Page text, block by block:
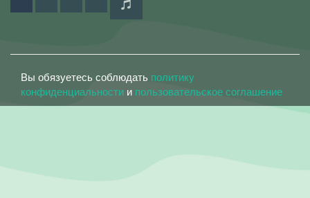
Вы обязуетесь соблюдать политику
конфиденциальности и пользовательское соглашение